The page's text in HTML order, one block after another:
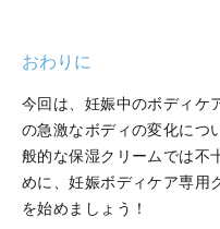
おわりに
今回は、妊娠中のボディケ
の急激なボディの変化につ
般的な保湿クリームでは不
めに、妊娠ボディケア専用
を始めましょう！